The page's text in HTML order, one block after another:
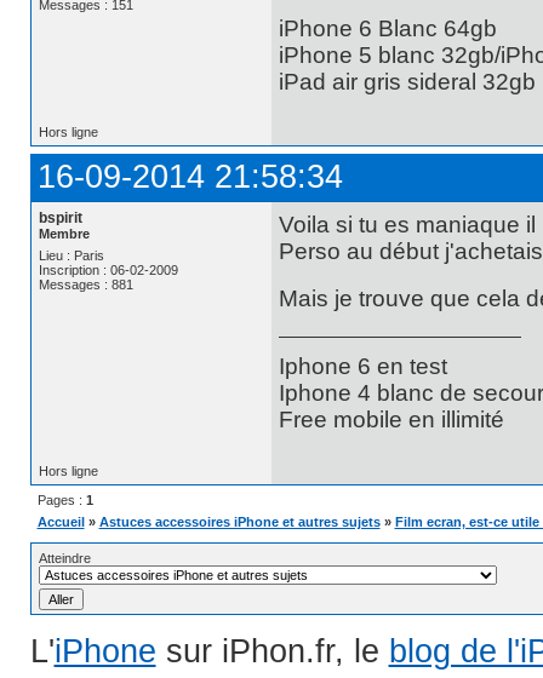
Messages : 151
iPhone 6 Blanc 64gb
iPhone 5 blanc 32gb/
iPad air gris sideral 32gb
Hors ligne
16-09-2014 21:58:34
bspirit
Membre
Lieu : Paris
Inscription : 06-02-2009
Messages : 881
Voila si tu es maniaque
Perso au début
Mais je trouve que cela
Iphone 6 en test
Iphone 4 blanc de
Free mobile en illimité
Hors ligne
Pages : 1
Accueil » Astuces accessoires iPhone et autres sujets » Film ecran, est-ce utile
Atteindre
L'iPhone sur iPhon.fr, le blog de